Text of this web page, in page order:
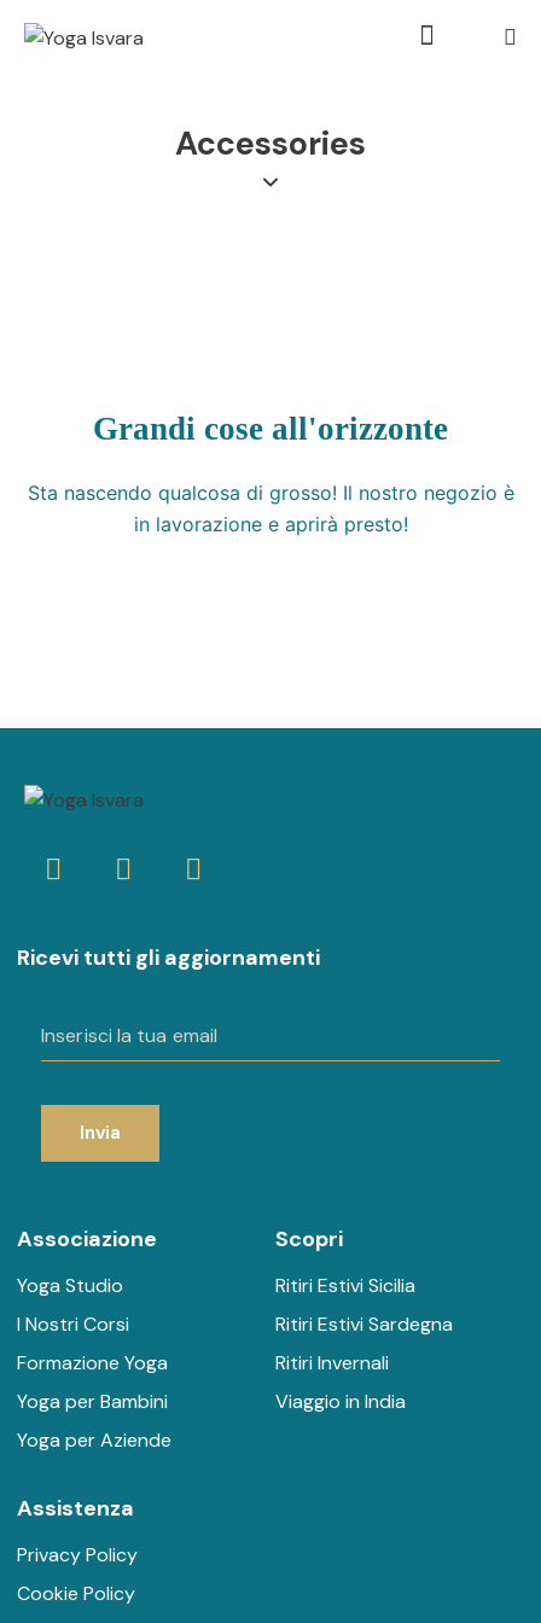
Accessories
Grandi cose all'orizzonte
Sta nascendo qualcosa di grosso! Il nostro negozio è
in lavorazione e aprirà presto!
Ricevi tutti gli aggiornamenti
Invia
Associazione
Yoga Studio
I Nostri Corsi
Formazione Yoga
Yoga per Bambini
Yoga per Aziende
Scopri
Ritiri Estivi Sicilia
Ritiri Estivi Sardegna
Ritiri Invernali
Viaggio in India
Assistenza
Privacy Policy
Cookie Policy